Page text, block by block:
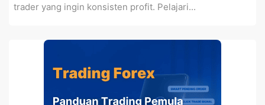
trader yang ingin konsisten profit. Pelajari...